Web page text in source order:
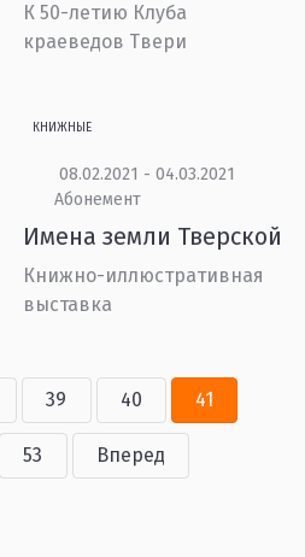
К 50-летию Клуба
краеведов Твери
КНИЖНЫЕ
08.02.2021 - 04.03.2021
Абонемент
Имена земли Тверской
Книжно-иллюстративная
выставка
39 40 41
53 Вперед